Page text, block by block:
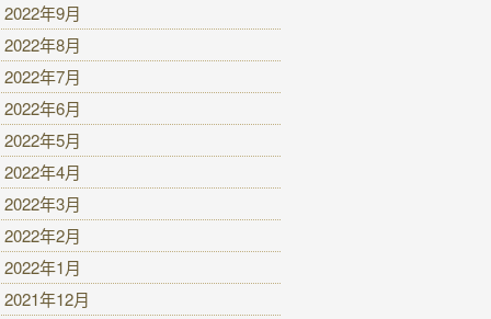
2022年9月
2022年8月
2022年7月
2022年6月
2022年5月
2022年4月
2022年3月
2022年2月
2022年1月
2021年12月